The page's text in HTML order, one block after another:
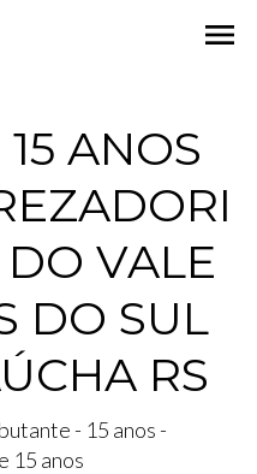
menu
ANOS
VALE
DO SUL
RS
- 15 anos -
15 anos